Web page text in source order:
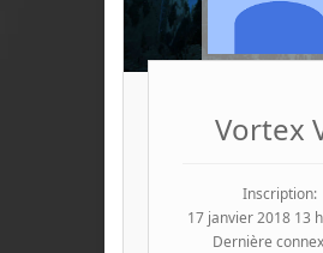
Vortex
Inscription:
17 janvier 2018 13
Dernière